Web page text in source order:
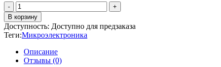
Количество
товара
Raspberry
Pi3
model
B+
В корзину
Доступность: Доступно для предзаказа
Теги:Микроэлектроника
Описание
Отзывы (0)